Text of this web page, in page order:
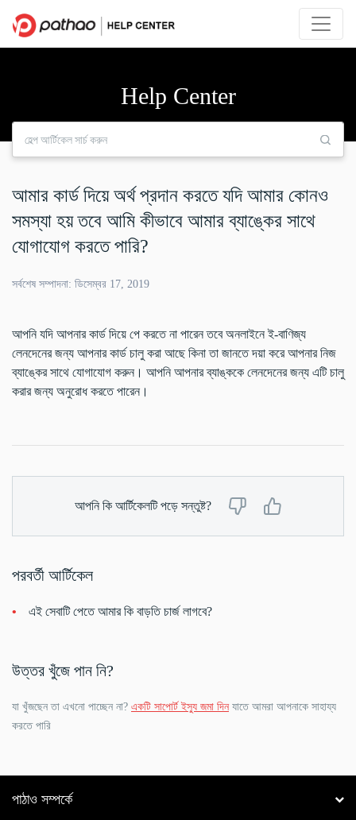
Help Center
আমার কার্ড দিয়ে অর্থ প্রদান করতে যদি আমার কোনও
সমস্যা হয় তবে আমি কীভাবে আমার ব্যাঙ্কের সাথে
যোগাযোগ করতে পারি?
সর্বশেষ সম্পাদনা: ডিসেম্বর 17, 2019
আপনি যদি আপনার কার্ড দিয়ে পে করতে না পারেন তবে অনলাইনে ই-বাণিজ্য
লেনদেনের জন্য আপনার কার্ড চালু করা আছে কিনা তা জানতে দয়া করে আপনার নিজ
ব্যাঙ্কের সাথে যোগাযোগ করুন। আপনি আপনার ব্যাঙ্ককে লেনদেনের জন্য এটি চালু
করার জন্য অনুরোধ করতে পারেন।
আপনি কি আর্টিকেলটি পড়ে সন্তুষ্ট?
পরবর্তী আর্টিকেল
এই সেবাটি পেতে আমার কি বাড়তি চার্জ লাগবে?
উত্তর খুঁজে পান নি?
যা খুঁজছেন তা এখনো পাচ্ছেন না? একটি সাপোর্ট ইস্যু জমা দিনযাতে আমরা আপনাকে সাহায্য
করতে পারি
পাঠাও সম্পর্কে